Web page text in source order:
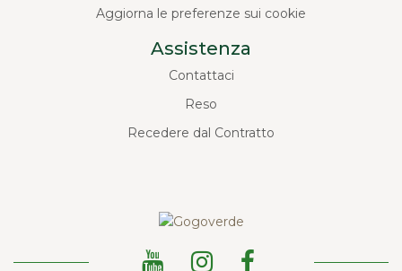
Aggiorna le preferenze sui cookie
Assistenza
Contattaci
Reso
Recedere dal Contratto